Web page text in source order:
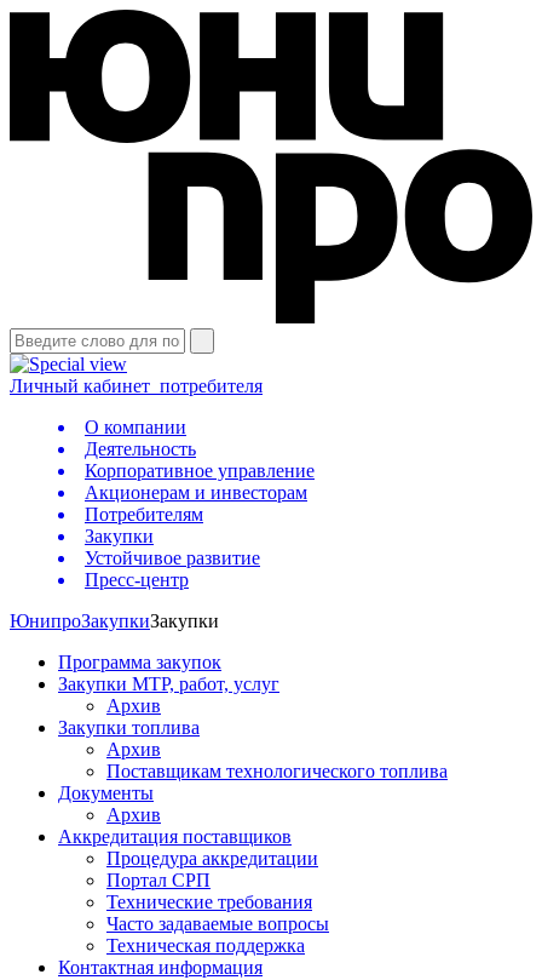
Личный кабинет потребителя
О компании
Деятельность
Корпоративное управление
Акционерам и инвесторам
Потребителям
Закупки
Устойчивое развитие
Пресс-центр
ЮнипроЗакупкиЗакупки
Программа закупок
Закупки МТР, работ, услуг
Архив
Закупки топлива
Архив
Поставщикам технологического топлива
Документы
Архив
Аккредитация поставщиков
Процедура аккредитации
Портал СРП
Технические требования
Часто задаваемые вопросы
Техническая поддержка
Контактная информация